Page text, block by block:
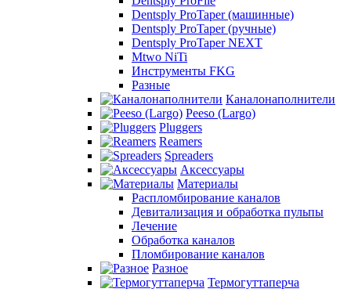
Dentsply ProTaper (машинные)
Dentsply ProTaper (ручные)
Dentsply ProTaper NEXT
Mtwo NiTi
Инструменты FKG
Разные
Каналонаполнители
Peeso (Largo)
Pluggers
Reamers
Spreaders
Аксессуары
Материалы
Распломбирование каналов
Девитализация и обработка пульпы
Лечение
Обработка каналов
Пломбирование каналов
Разное
Термогуттаперча